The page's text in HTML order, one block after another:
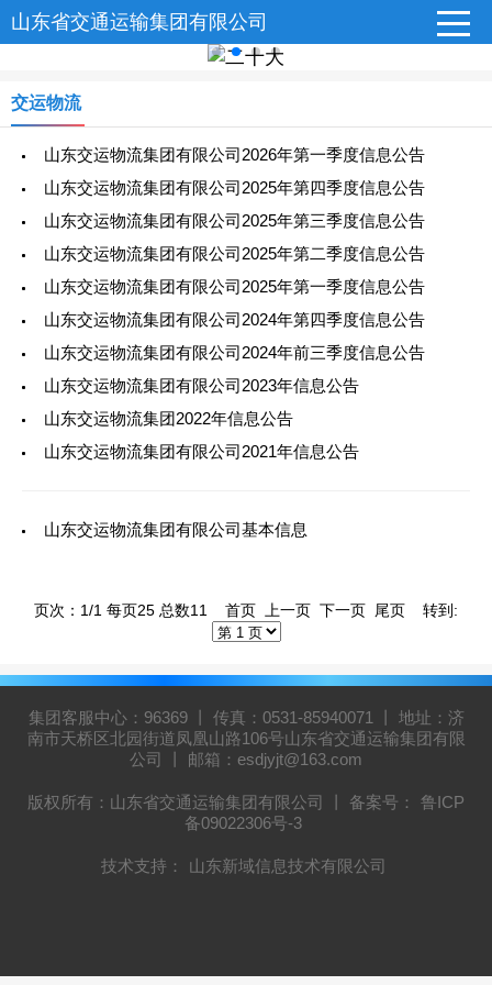
山东省交通运输集团有限公司
交运物流
山东交运物流集团有限公司2026年第一季度信息公告
山东交运物流集团有限公司2025年第四季度信息公告
山东交运物流集团有限公司2025年第三季度信息公告
山东交运物流集团有限公司2025年第二季度信息公告
山东交运物流集团有限公司2025年第一季度信息公告
山东交运物流集团有限公司2024年第四季度信息公告
山东交运物流集团有限公司2024年前三季度信息公告
山东交运物流集团有限公司2023年信息公告
山东交运物流集团2022年信息公告
山东交运物流集团有限公司2021年信息公告
山东交运物流集团有限公司基本信息
页次：1/1 每页25 总数11 首页 上一页 下一页 尾页 转到:
集团客服中心：96369 丨 传真：0531-85940071 丨 地址：济
南市天桥区北园街道凤凰山路106号山东省交通运输集团有限
公司 丨 邮箱：esdjyjt@163.com
版权所有：山东省交通运输集团有限公司 丨 备案号：
鲁ICP
备09022306号-3
技术支持： 山东新域信息技术有限公司